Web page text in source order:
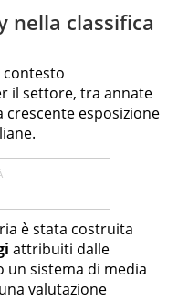
nella classifica
contesto
il settore, tra annate
crescente esposizione
è stata costruita
attribuiti dalle
un sistema di media
valutazione